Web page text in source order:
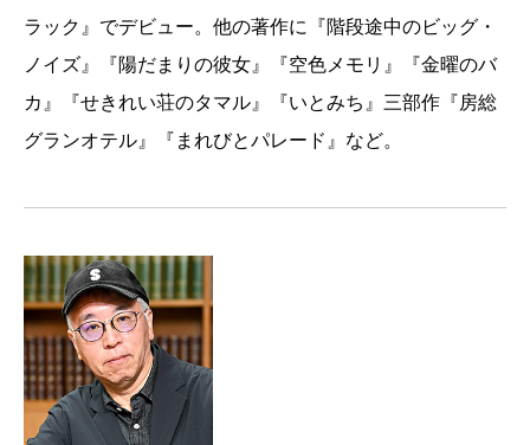
ラック』でデビュー。他の著作に『階段途中のビッグ・
ノイズ』『陽だまりの彼女』『空色メモリ』『金曜のバ
カ』『せきれい荘のタマル』『いとみち』三部作『房総
グランオテル』『まれびとパレード』など。